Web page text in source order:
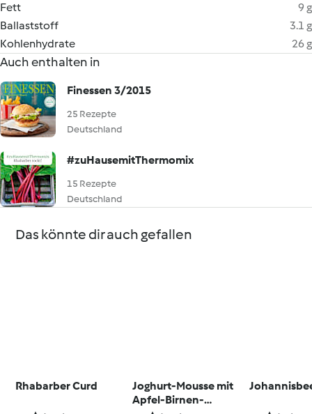
Fett
9 g
Ballaststoff
3.1 g
Kohlenhydrate
26 g
Auch enthalten in
Finessen 3/2015
25 Rezepte
Deutschland
#zuHausemitThermomix
15 Rezepte
Deutschland
Das könnte dir auch gefallen
Rhabarber Curd
Joghurt-Mousse mit
Apfel-Birnen-